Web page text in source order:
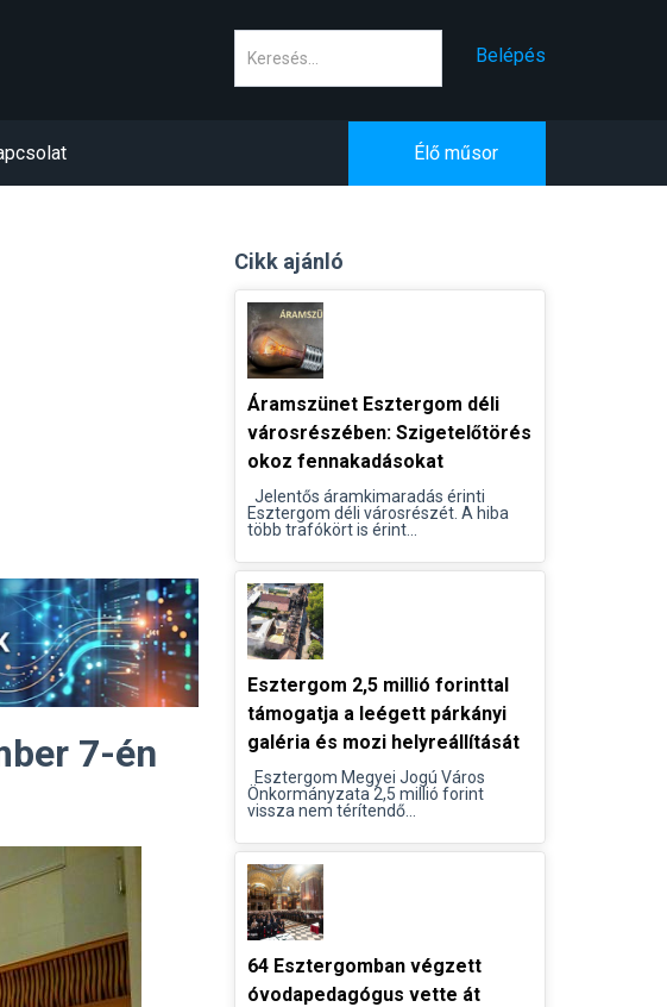
Belépés
Élő műsor
7-én
Cikk ajánló
Áramszünet Esztergom déli
városrészében: Szigetelőtörés
okoz fennakadásokat
Jelentős áramkimaradás érinti
Esztergom déli városrészét. A hiba
több trafókört is érint...
Esztergom 2,5 millió forinttal
támogatja a leégett párkányi
galéria és mozi helyreállítását
Esztergom Megyei Jogú Város
Önkormányzata 2,5 millió forint
vissza nem térítendő...
64 Esztergomban végzett
óvodapedagógus vette át